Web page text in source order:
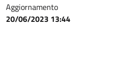
Aggiornamento
20/06/2023 13:44